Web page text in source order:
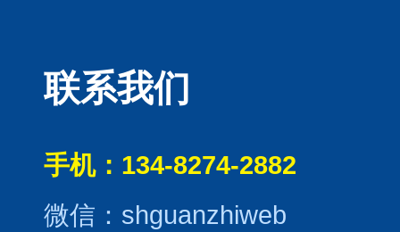
联系我们
手机：134-8274-2882
微信：shguanzhiweb